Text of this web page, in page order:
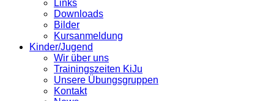
Links
Downloads
Bilder
Kursanmeldung
Kinder/Jugend
Wir über uns
Trainingszeiten KiJu
Unsere Übungsgruppen
Kontakt